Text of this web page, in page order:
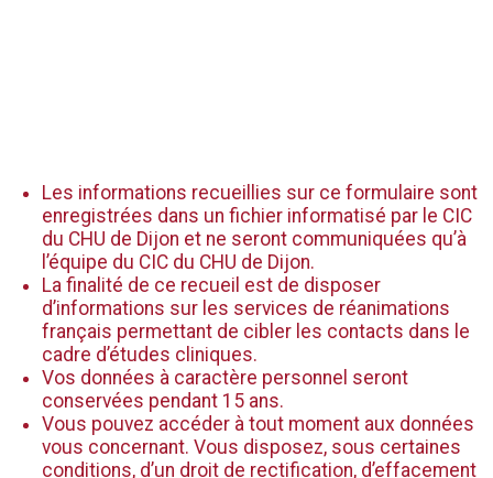
Les informations recueillies sur ce formulaire sont
enregistrées dans un fichier informatisé par le CIC
du CHU de Dijon et ne seront communiquées qu’à
l’équipe du CIC du CHU de Dijon.
La finalité de ce recueil est de disposer
d’informations sur les services de réanimations
français permettant de cibler les contacts dans le
cadre d’études cliniques.
Vos données à caractère personnel seront
conservées pendant 15 ans.
Vous pouvez accéder à tout moment aux données
vous concernant. Vous disposez, sous certaines
conditions, d’un droit de rectification, d’effacement